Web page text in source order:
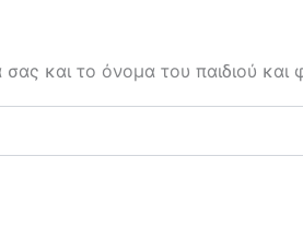
και το όνομα του παιδιού